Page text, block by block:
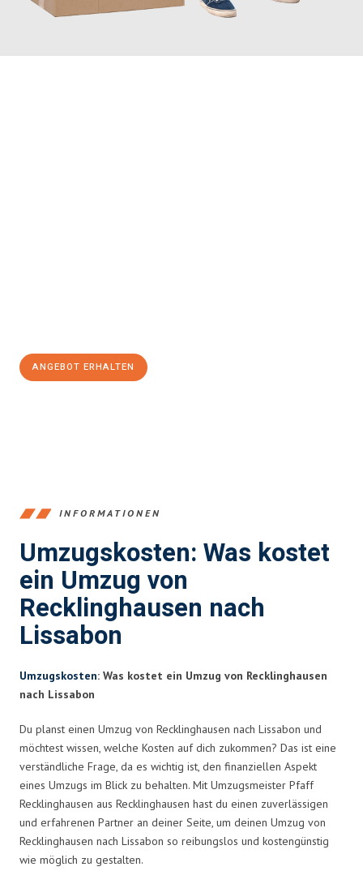
ANGEBOT ERHALTEN
INFORMATIONEN
Umzugskosten: Was kostet
ein Umzug von
Recklinghausen nach
Lissabon
Umzugskosten: Was kostet ein Umzug von Recklinghausen
nach Lissabon
Du planst einen Umzug von Recklinghausen nach Lissabon und
möchtest wissen, welche Kosten auf dich zukommen? Das ist eine
verständliche Frage, da es wichtig ist, den finanziellen Aspekt
eines Umzugs im Blick zu behalten. Mit Umzugsmeister Pfaff
Recklinghausen aus Recklinghausen hast du einen zuverlässigen
und erfahrenen Partner an deiner Seite, um deinen Umzug von
Recklinghausen nach Lissabon so reibungslos und kostengünstig
wie möglich zu gestalten.